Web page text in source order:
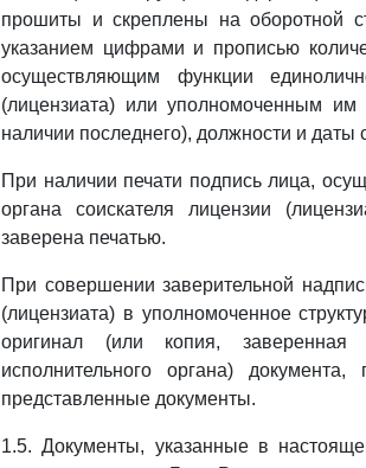
прошиты и скреплены на оборотной
указанием цифрами и прописью
осуществляющим функции
(лицензиата) или уполномоченным
наличии последнего), должности и даты
При наличии печати подпись лица,
органа соискателя лицензии
заверена печатью.
При совершении заверительной
(лицензиата) в уполномоченное
оригинал (или копия, заверенная
исполнительного органа)
представленные документы.
1.5. Документы, указанные в